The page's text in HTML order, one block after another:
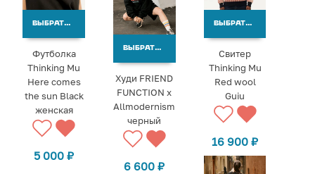
ВЫБРАТЬ ВАРИАНТЫ
Футболка
Thinking Mu
Here comes
the sun Black
женская
5 000₽
ВЫБРАТЬ ВАРИАНТЫ
Худи FRIEND
FUNCTION х
Allmodernism
черный
6 600₽
ВЫБРАТЬ ВАРИАНТЫ
Свитер
Thinking Mu
Red wool
Guiu
16 900₽